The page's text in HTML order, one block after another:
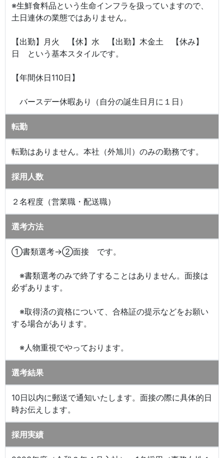
※生鮮食料品という生命インフラを扱っていますので、
土日連休の業態ではありません。
【出勤】月火 【休】水 【出勤】木金土 【休み】
日 という基本スタイルです。
【年間休日110日】
バースデー休暇あり（自分の誕生日月に１日）
転勤
転勤はありません。本社（外旭川）のみの勤務です。
採用人数
２名程度（営業職・配送職）
選考方法
①書類選考→②面接 です。
※書類選考のみで終了することはありません。面接は
必ずあります。
※取得済の資格について、合格証の提示などをお願い
する場合があります。
※人物重視でやっております。
選考結果
10日以内に郵送で通知いたします。面接の際に具体的日
時お伝えします。
採用実績